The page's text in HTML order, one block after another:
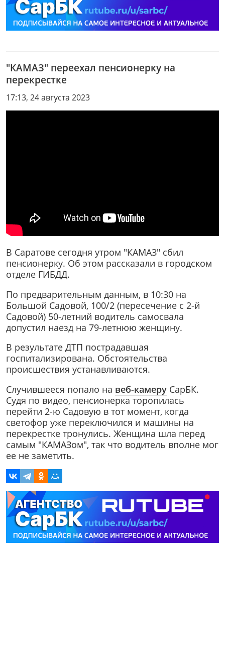
"КАМАЗ" переехал пенсионерку на
перекрестке
17:13, 24 августа 2023
В Саратове сегодня утром "КАМАЗ" сбил
пенсионерку. Об этом рассказали в городском
отделе ГИБДД.
По предварительным данным, в 10:30 на
Большой Садовой, 100/2 (пересечение с 2-й
Садовой) 50-летний водитель самосвала
допустил наезд на 79-летнюю женщину.
В результате ДТП пострадавшая
госпитализирована. Обстоятельства
происшествия устанавливаются.
Случившееся попало на веб-камеру СарБК.
Судя по видео, пенсионерка торопилась
перейти 2-ю Садовую в тот момент, когда
светофор уже переключился и машины на
перекрестке тронулись. Женщина шла перед
самым "КАМАЗом", так что водитель вполне мог
ее не заметить.